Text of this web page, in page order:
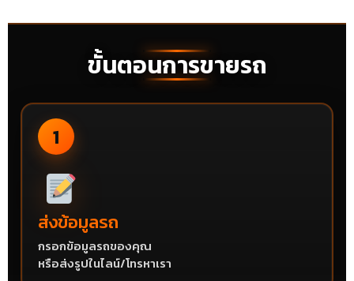
ขั้นตอนการขายรถ
1
ส่งข้อมูลรถ
กรอกข้อมูลรถของคุณ
หรือส่งรูปในไลน์/โทรหาเรา